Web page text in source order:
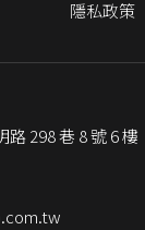
隱私政策
298 巷 8 號 6 樓